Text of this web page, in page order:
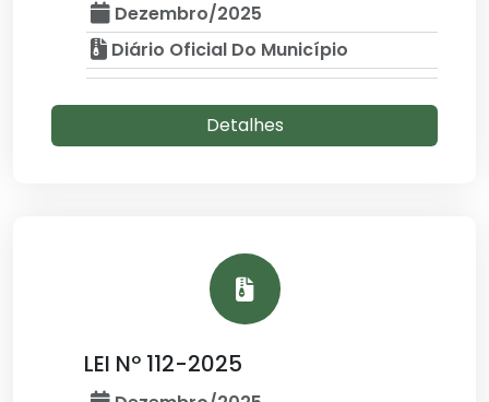
Dezembro/2025
Diário Oficial Do Município
Detalhes
LEI Nº 112-2025